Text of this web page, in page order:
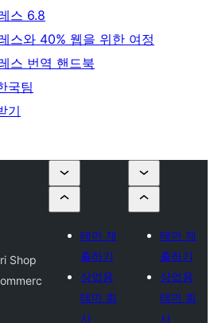
스 6.8
스와 40% 웹을 위한 여정
스 번역 핸드북
국팀
기
Shop
테마 제
출하기
상업용
테마 회
사
테마 제
출하기
상업용
테마 회
사